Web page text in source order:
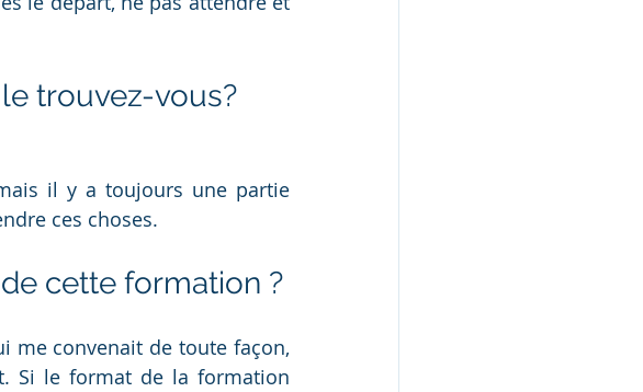
trouvez-vous?
il y a toujours une partie
ces choses.
cette formation ?
me convenait de toute façon,
Si le format de la formation